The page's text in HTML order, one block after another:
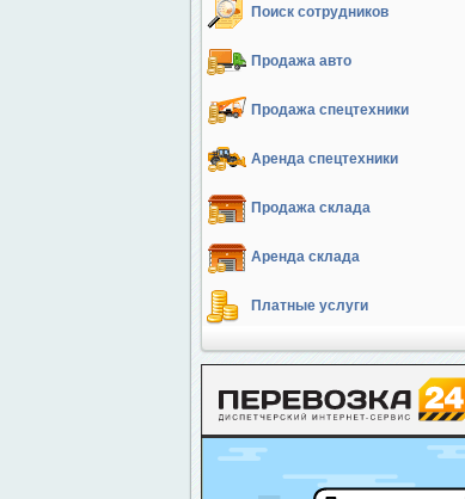
Поиск сотрудников
Продажа авто
Продажа спецтехники
Аренда спецтехники
Продажа склада
Аренда склада
Платные услуги